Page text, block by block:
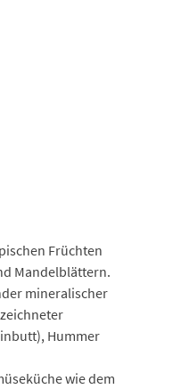
Früchten
Mandelblättern.
mineralischer
Hummer
wie dem